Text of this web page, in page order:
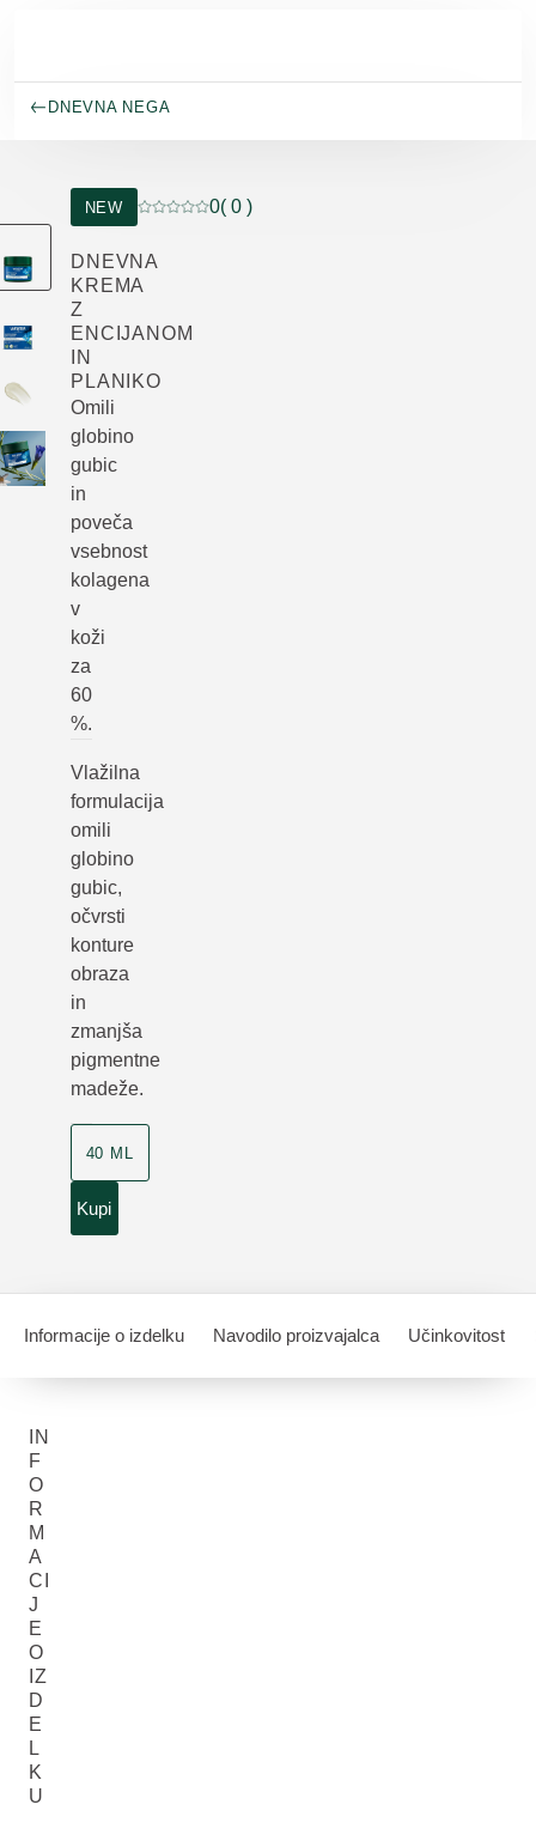
DNEVNA NEGA
NEW
Trenutna ocena: 0 od 5 zvezdic ocenil/-a 0
0( 0 )
DNEVNA
KREMA
Z
ENCIJANOM
IN
PLANIKO
Omili
globino
gubic
in
poveča
vsebnost
kolagena
v
koži
za
60
%.
Vlažilna
formulacija
omili
globino
gubic,
očvrsti
konture
obraza
in
zmanjša
pigmentne
madeže.
40 ML
Kupi
Informacije o izdelku Navodilo proizvajalca Učinkovitost
IN
F
O
R
M
A
CI
J
E
O
IZ
D
E
L
K
U